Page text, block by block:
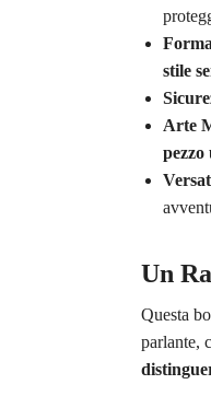
stile
Arte
pezzo
Un
Questa
parlante,